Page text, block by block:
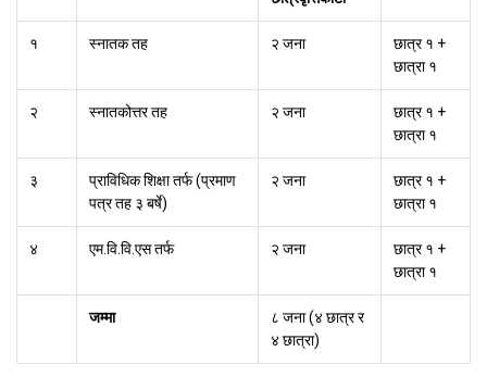
१ स्नातक तह २ जना
छात्र १ +
छात्रा १
२ स्नातकोत्तर तह २ जना
छात्र १ +
छात्रा १
३
प्राविधिक शिक्षा तर्फ (प्रमाण
पत्र तह ३ बर्षे)
२ जना
छात्र १ +
छात्रा १
४ एम.वि.वि.एस तर्फ २ जना
छात्र १ +
छात्रा १
जम्मा
८ जना (४ छात्र र
४ छात्रा)